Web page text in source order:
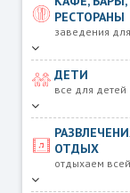
РЕСТОРАНЫ
заведения
ДЕТИ
все для детей
ОТДЫХ
отдыхаем